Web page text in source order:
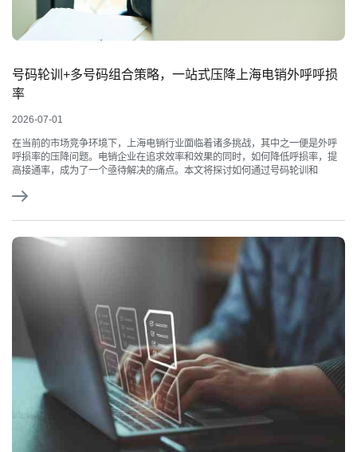
号码轮训+多号码组合策略，一站式压降上海电销外呼呼损
率
2026-07-01
在当前的市场竞争环境下，上海电销行业面临着诸多挑战，其中之一便是外呼
呼损率的压降问题。电销企业在追求效率和效果的同时，如何降低呼损率，提
高接通率，成为了一个亟待解决的痛点。本文将探讨如何通过号码轮训和